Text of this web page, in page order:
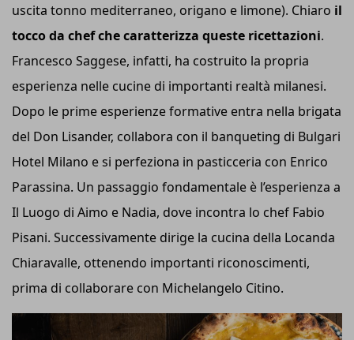
uscita tonno mediterraneo, origano e limone). Chiaro il
tocco da chef che caratterizza queste ricettazioni.
Francesco Saggese, infatti, ha costruito la propria
esperienza nelle cucine di importanti realtà milanesi.
Dopo le prime esperienze formative entra nella brigata
del Don Lisander, collabora con il banqueting di Bulgari
Hotel Milano e si perfeziona in pasticceria con Enrico
Parassina. Un passaggio fondamentale è l’esperienza a
Il Luogo di Aimo e Nadia, dove incontra lo chef Fabio
Pisani. Successivamente dirige la cucina della Locanda
Chiaravalle, ottenendo importanti riconoscimenti,
prima di collaborare con Michelangelo Citino.